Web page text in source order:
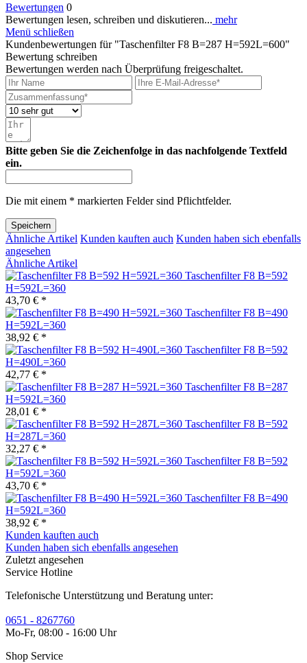
Bewertungen 0
Bewertungen lesen, schreiben und diskutieren... mehr
Menü schließen
Kundenbewertungen für "Taschenfilter F8 B=287 H=592L=600"
Bewertung schreiben
Bewertungen werden nach Überprüfung freigeschaltet.
Bitte geben Sie die Zeichenfolge in das nachfolgende Textfeld
ein.
Die mit einem * markierten Felder sind Pflichtfelder.
Speichern
Ähnliche Artikel Kunden kauften auch Kunden haben sich ebenfalls
angesehen
Ähnliche Artikel
Taschenfilter F8 B=592
H=592L=360
43,70 € *
Taschenfilter F8 B=490
H=592L=360
38,92 € *
Taschenfilter F8 B=592
H=490L=360
42,77 € *
Taschenfilter F8 B=287
H=592L=360
28,01 € *
Taschenfilter F8 B=592
H=287L=360
32,27 € *
Taschenfilter F8 B=592
H=592L=360
43,70 € *
Taschenfilter F8 B=490
H=592L=360
38,92 € *
Kunden kauften auch
Kunden haben sich ebenfalls angesehen
Zuletzt angesehen
Service Hotline
Telefonische Unterstützung und Beratung unter:
0651 - 8267760
Mo-Fr, 08:00 - 16:00 Uhr
Shop Service